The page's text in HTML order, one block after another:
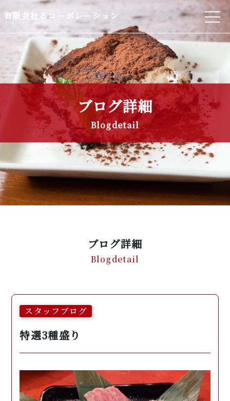
有限会社るコーポレーション
ブログ詳細
Blogdetail
ブログ詳細
Blogdetail
スタッフブログ
特選3種盛り